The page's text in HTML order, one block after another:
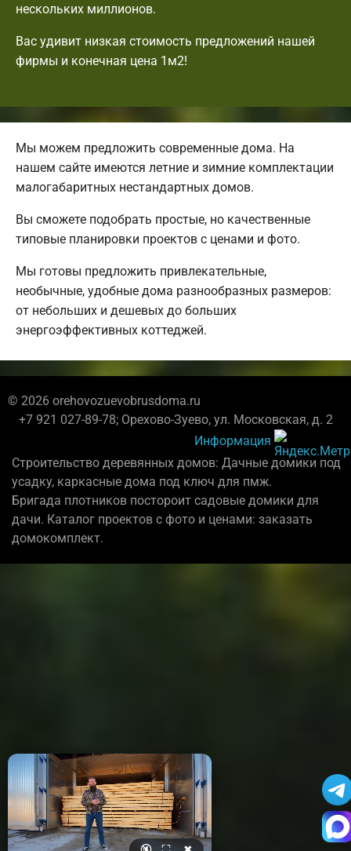
нескольких миллионов.
Вас удивит низкая стоимость предложений нашей
фирмы и конечная цена 1м2!
Мы можем предложить современные дома. На
нашем сайте имеются летние и зимние комплектации
малогабаритных нестандартных домов.
Вы сможете подобрать простые, но качественные
типовые планировки проектов с ценами и фото.
Мы готовы предложить привлекательные,
необычные, удобные дома разнообразных размеров:
от небольших и дешевых до больших
энергоэффективных коттеджей.
© 2026 orehovozuevobrusdoma.ru
+7 921 027-89-78; Орехово-Зуево, ул. Московская, д. 2
Информация
Строительство деревянных домов: Дачные домики под
усадку, каркасные дома под ключ для пмж.
Бригада плотников постороит садовые домики для
дачи. Каталог проектов с фото и ценами: заказать
домокомплект.